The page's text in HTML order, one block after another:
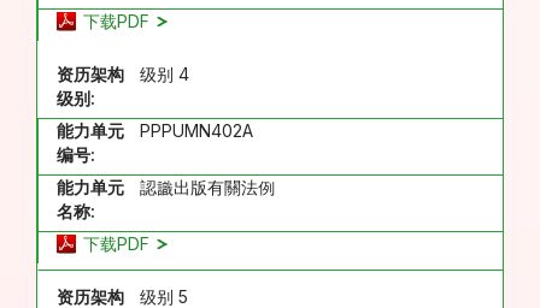
下载PDF
资历架构
级别:
级别 4
能力单元
编号:
PPPUMN402A
能力单元
名称:
認識出版有關法例
下载PDF
资历架构
级别 5